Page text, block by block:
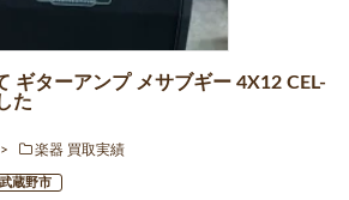
ギターアンプ メサブギー 4X12 CEL-
た
楽器 買取実績
武蔵野市